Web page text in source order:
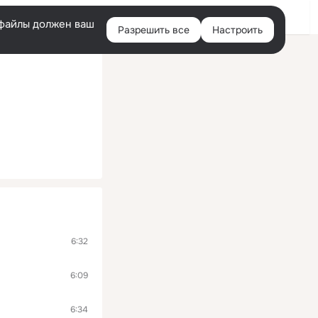
Войти
должен ваш
Разрешить все Настроить
6:32
6:09
6:34